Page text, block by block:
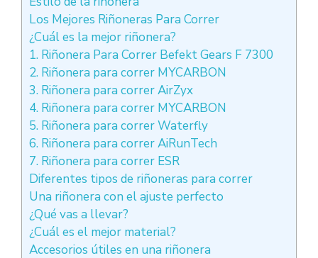
Los Mejores Riñoneras Para Correr
¿Cuál es la mejor riñonera?
1. Riñonera Para Correr Befekt Gears F 7300
2. Riñonera para correr MYCARBON
3. Riñonera para correr AirZyx
4. Riñonera para correr MYCARBON
5. Riñonera para correr Waterfly
6. Riñonera para correr AiRunTech
7. Riñonera para correr ESR
Diferentes tipos de riñoneras para correr
Una riñonera con el ajuste perfecto
¿Qué vas a llevar?
¿Cuál es el mejor material?
Accesorios útiles en una riñonera